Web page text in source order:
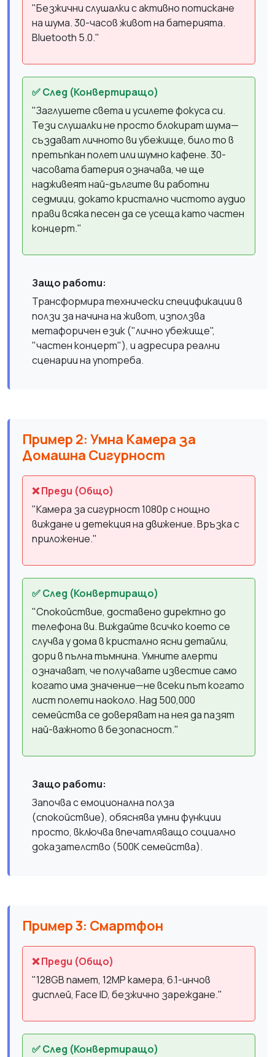
"Безжични слушалки с активно потискане
на шума. 30-часов живот на батерията.
Bluetooth 5.0."
✅ След (Конвертиращо)
"Заглушете света и усилете фокуса си.
Тези слушалки не просто блокират шума—
създават личното ви убежище, било то в
претъпкан полет или шумно кафене. 30-
часовата батерия означава, че ще
надживеят най-дългите ви работни
седмици, докато кристално чистото аудио
прави всяка песен да се усеща като частен
концерт."
Защо работи:
Трансформира технически спецификации в
ползи за начина на живот, използва
метафоричен език ("лично убежище",
"частен концерт"), и адресира реални
сценарии на употреба.
Пример 2: Умна Камера за
Домашна Сигурност
❌ Преди (Общо)
"Камера за сигурност 1080p с нощно
виждане и детекция на движение. Връзка с
приложение."
✅ След (Конвертиращо)
"Спокойствие, доставено директно до
телефона ви. Виждайте всичко което се
случва у дома в кристално ясни детайли,
дори в пълна тъмнина. Умните алерти
означават, че получавате известие само
когато има значение—не всеки път когато
лист полети наоколо. Над 500,000
семейства се доверяват на нея да пазят
най-важното в безопасност."
Защо работи:
Започва с емоционална полза
(спокойствие), обяснява умни функции
просто, включва впечатляващо социално
доказателство (500К семейства).
Пример 3: Смартфон
❌ Преди (Общо)
"128GB памет, 12MP камера, 6.1-инчов
дисплей, Face ID, безжично зареждане."
✅ След (Конвертиращо)